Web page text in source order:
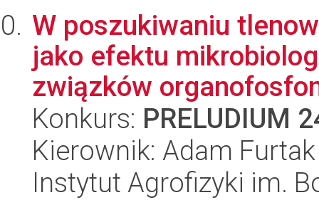
W poszukiwaniu
jako efektu
związków
Konkurs: PRELUDIUM
Kierownik: Adam Furtak
Instytut Agrofizyki im.